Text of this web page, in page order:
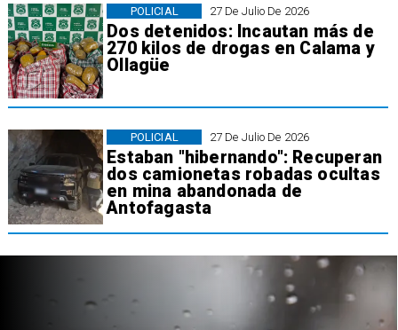
27 De Julio De 2026
Dos detenidos: Incautan más de
270 kilos de drogas en Calama y
Ollagüe
POLICIAL
27 De Julio De 2026
Estaban "hibernando": Recuperan
dos camionetas robadas ocultas
en mina abandonada de
Antofagasta
POLICIAL